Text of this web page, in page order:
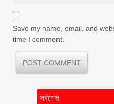
Save my name, email, and
time I comment.
সর্বশেষ